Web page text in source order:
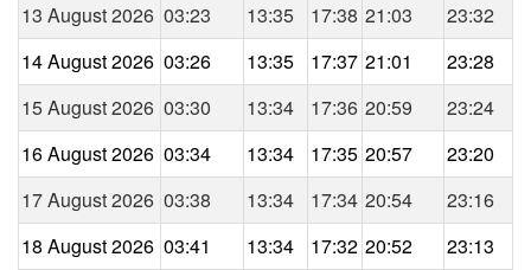
13 August 2026 03:23 13:35 17:38 21:03
23:32
14 August 2026 03:26 13:35 17:37 21:01
23:28
15 August 2026 03:30 13:34 17:36 20:59
23:24
16 August 2026 03:34 13:34 17:35 20:57
23:20
17 August 2026 03:38 13:34 17:34 20:54
23:16
18 August 2026 03:41 13:34 17:32 20:52
23:13